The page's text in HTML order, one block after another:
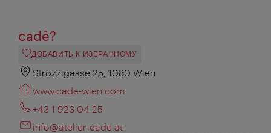
cadê?
ДОБАВИТЬ К ИЗБРАННОМУ
Strozzigasse 25, 1080 Wien
www.cade-wien.com
+43 1 923 04 25
info@atelier-cade.at